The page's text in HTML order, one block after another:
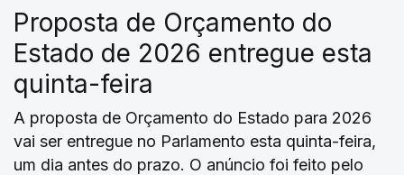
Proposta de Orçamento do
Estado de 2026 entregue esta
quinta-feira
A proposta de Orçamento do Estado para 2026
vai ser entregue no Parlamento esta quinta-feira,
um dia antes do prazo. O anúncio foi feito pelo